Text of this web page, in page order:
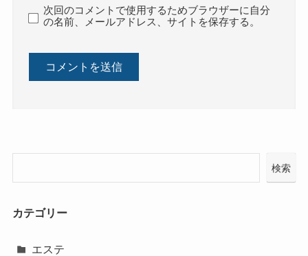
次回のコメントで使用するためブラウザーに自分
の名前、メールアドレス、サイトを保存する。
検索
カテゴリー
エステ